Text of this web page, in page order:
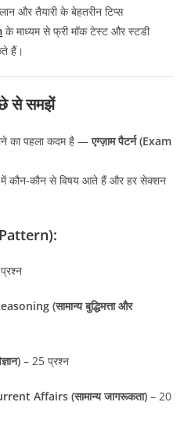
और तैयारी के बेहतरीन टिप्स
के माध्यम से फ्री मॉक टेस्ट और स्टडी
हैं।
से समझें
का पहला कदम है —एग्ज़ाम पैटर्न (Exam
में कौन-कौन से विषय आते हैं और हर सेक्शन
(सामान्य बुद्धिमत्ता और
– 25 प्रश्न
Affairs (सामान्य जागरूकता) – 20